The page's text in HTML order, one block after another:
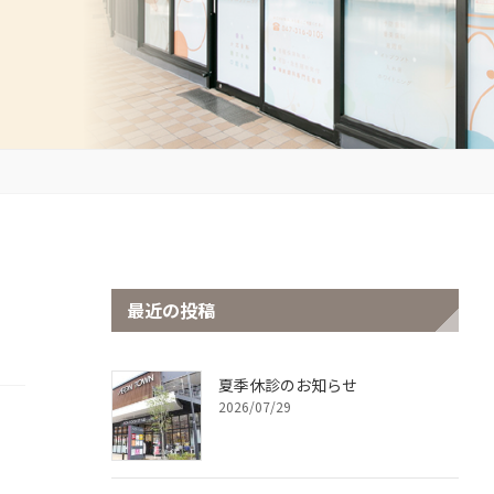
最近の投稿
夏季休診のお知らせ
2026/07/29